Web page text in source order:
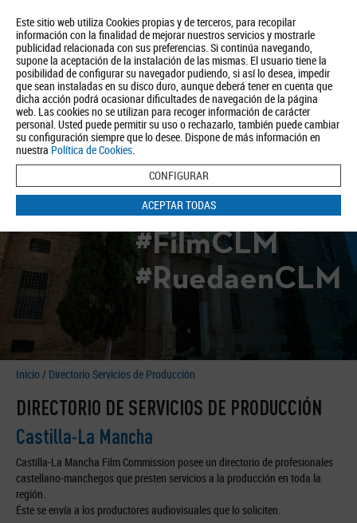
Este sitio web utiliza Cookies propias y de terceros, para recopilar
información con la finalidad de mejorar nuestros servicios y mostrarle
publicidad relacionada con sus preferencias. Si continúa navegando,
supone la aceptación de la instalación de las mismas. El usuario tiene la
posibilidad de configurar su navegador pudiendo, si así lo desea, impedir
que sean instaladas en su disco duro, aunque deberá tener en cuenta que
dicha acción podrá ocasionar dificultades de navegación de la página
web. Las cookies no se utilizan para recoger información de carácter
personal. Usted puede permitir su uso o rechazarlo, también puede cambiar
su configuración siempre que lo desee. Dispone de más información en
nuestra Política de Cookies.
CONFIGURAR
ACEPTAR TODAS
Quiénes somos Turismo Política de Privacidad Aviso Legal
Política de Cookies
BUSCAR
#FilmCLM
#RuedaenCLM
Inicio / Directorio Servicios de Producción
DIRECTORIO DE SERVICIOS DE PRODUCCIÓN
Castilla-La Mancha
Castilla-La Mancha Film Commission posee un directorio de profesionales
castellano-manchegos que presten servicios a la producción en toda la
región.
Éste se envía a los productores audiovisuales que lo soliciten.